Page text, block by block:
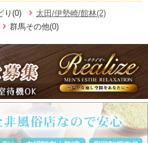
り(0)
太田/伊勢崎/館林(2)
群馬その他(0)